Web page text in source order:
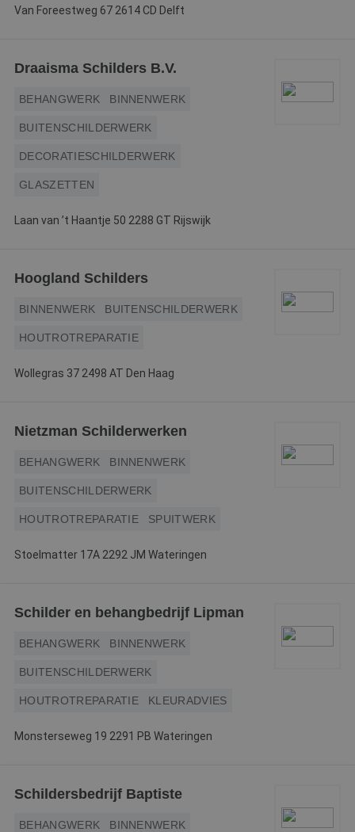
Van Foreestweg 67 2614 CD Delft
Draaisma Schilders B.V.
BEHANGWERK BINNENWERK
BUITENSCHILDERWERK
DECORATIESCHILDERWERK
GLASZETTEN
Laan van ’t Haantje 50 2288 GT Rijswijk
Hoogland Schilders
BINNENWERK BUITENSCHILDERWERK
HOUTROTREPARATIE
Wollegras 37 2498 AT Den Haag
Nietzman Schilderwerken
BEHANGWERK BINNENWERK
BUITENSCHILDERWERK
HOUTROTREPARATIE SPUITWERK
Stoelmatter 17A 2292 JM Wateringen
Schilder en behangbedrijf Lipman
BEHANGWERK BINNENWERK
BUITENSCHILDERWERK
HOUTROTREPARATIE KLEURADVIES
Monsterseweg 19 2291 PB Wateringen
Schildersbedrijf Baptiste
BEHANGWERK BINNENWERK